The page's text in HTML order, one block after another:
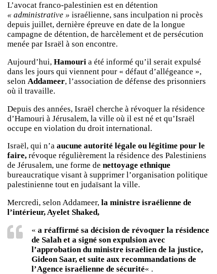
L’avocat franco-palestinien est en détention
« administrative » israélienne, sans inculpation ni procès
depuis juillet, dernière épreuve en date de la longue
campagne de détention, de harcèlement et de persécution
menée par Israël à son encontre.
Aujourd’hui, Hamouri a été informé qu’il serait expulsé
dans les jours qui viennent pour « défaut d’allégeance »,
selon Addameer, l’association de défense des prisonniers
où il travaille.
Depuis des années, Israël cherche à révoquer la résidence
d’Hamouri à Jérusalem, la ville où il est né et qu’Israël
occupe en violation du droit international.
Israël, qui n’a aucune autorité légale ou légitime pour le
faire, révoque régulièrement la résidence des Palestiniens
de Jérusalem, une forme de nettoyage ethnique
bureaucratique visant à supprimer l’organisation politique
palestinienne tout en judaïsant la ville.
Mercredi, selon Addameer, la ministre israélienne de
l’intérieur, Ayelet Shaked,
« a réaffirmé sa décision de révoquer la résidence
de Salah et a signé son expulsion avec
l’approbation du ministre israélien de la justice,
Gideon Saar, et suite aux recommandations de
l’Agence israélienne de sécurité« .